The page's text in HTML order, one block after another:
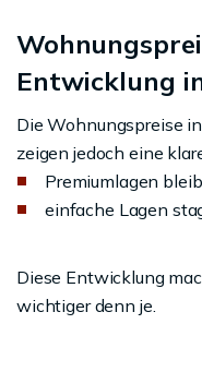
Entwicklung
Die Wohnungspreise
zeigen jedoch eine
Premiumlagen
einfache Lagen
Diese Entwicklung
wichtiger denn je.